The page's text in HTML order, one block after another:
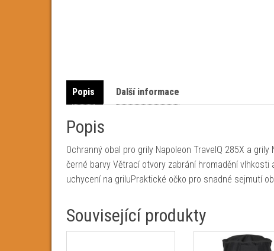
Popis Další informace
Popis
Ochranný obal pro grily Napoleon TravelQ 285X a
černé barvy Větrací otvory zabrání hromadění
uchycení na griluPraktické očko pro snadné sejmutí
Související produkty